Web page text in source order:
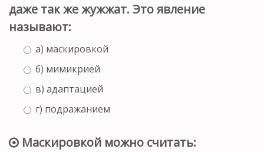
даже так же жужжат. Это явление
называют:
а) маскировкой
б) мимикрией
в) адаптацией
г) подражанием
Маскировкой можно считать: